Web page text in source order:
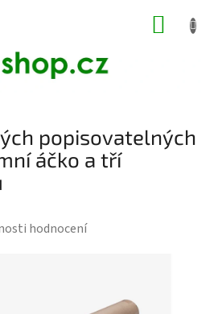
popisovatelných
áčko a tří
hodnocení